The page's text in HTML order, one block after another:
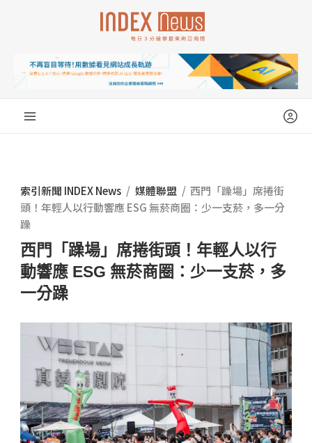
索引新聞 INDEX News / 媒體聯盟 / 西門「躁場」席捲街
頭！年輕人以行動響應 ESG 無菸商圈：少一支菸，多一分
躁
西門「躁場」席捲街頭！年輕人以行
動響應 ESG 無菸商圈：少一支菸，多
一分躁